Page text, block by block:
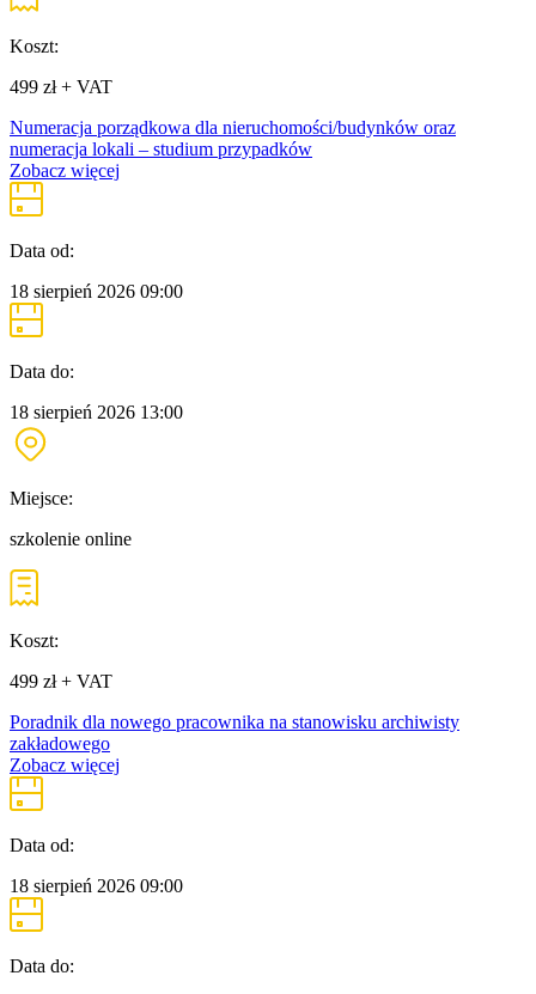
Koszt:
499 zł + VAT
Numeracja porządkowa dla nieruchomości/budynków oraz
numeracja lokali – studium przypadków
Zobacz więcej
Data od:
18 sierpień 2026 09:00
Data do:
18 sierpień 2026 13:00
Miejsce:
szkolenie online
Koszt:
499 zł + VAT
Poradnik dla nowego pracownika na stanowisku archiwisty
zakładowego
Zobacz więcej
Data od:
18 sierpień 2026 09:00
Data do: